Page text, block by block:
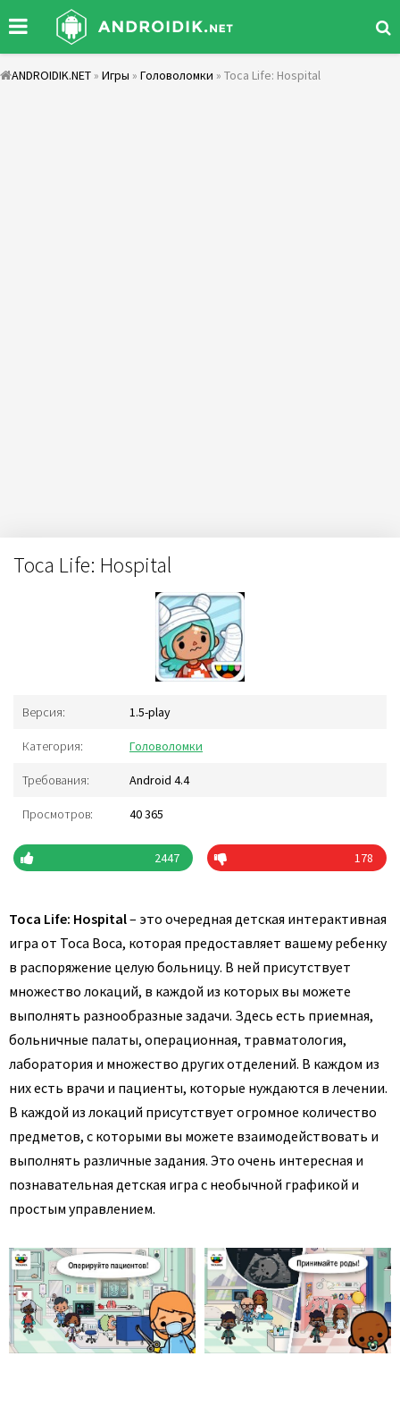
ANDROIDIK.NET » Игры » Головоломки » Toca Life: Hospital
Toca Life: Hospital
Версия: 1.5-play
Категория: Головоломки
Требования: Android 4.4
Просмотров: 40 365
2447 178
Toca Life: Hospital– это очередная детская интерактивная
игра от Toca Boca, которая предоставляет вашему ребенку
в распоряжение целую больницу. В ней присутствует
множество локаций, в каждой из которых вы можете
выполнять разнообразные задачи. Здесь есть приемная,
больничные палаты, операционная, травматология,
лаборатория и множество других отделений. В каждом из
них есть врачи и пациенты, которые нуждаются в лечении.
В каждой из локаций присутствует огромное количество
предметов, с которыми вы можете взаимодействовать и
выполнять различные задания. Это очень интересная и
познавательная детская игра с необычной графикой и
простым управлением.